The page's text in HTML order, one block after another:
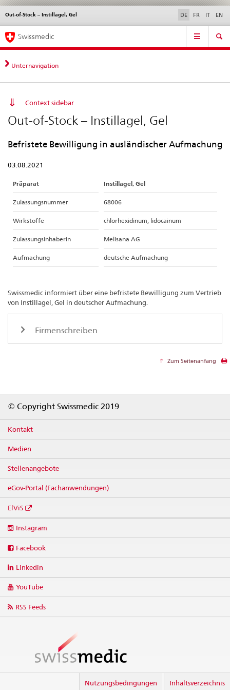
Direktnavigation
News,
Rechtsgrundlagen,
Kontakt
News & Updates Kontakt | Support & Hilfe
Out-of-Stock – Instillagel, Gel
Sprachwahl DE FR IT EN
Service
Hauptnavigation
Swissmedic
Unternavigation
Context sidebar
Out-of-Stock – Instillagel, Gel
Befristete Bewilligung in ausländischer Aufmachung
03.08.2021
Präparat Instillagel, Gel
Zulassungsnummer 68006
Wirkstoffe chlorhexidinum, lidocainum
Zulassungsinhaberin Melisana AG
Aufmachung deutsche Aufmachung
Swissmedic informiert über eine befristete Bewilligung zum Vertrieb
von Instillagel, Gel in deutscher Aufmachung.
Firmenschreiben
Zum Seitenanfang
© Copyright Swissmedic 2019
Kontakt
Medien
Stellenangebote
eGov-Portal (Fachanwendungen)
ElViS
media
Instagram
Facebook
Linkedin
YouTube
RSS Feeds
Nutzungsbedingungen Inhaltsverzeichnis